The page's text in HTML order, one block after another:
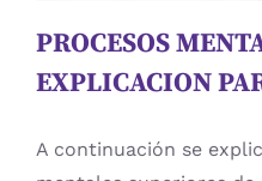
PROCESOS
EXPLICACION
A continuación se